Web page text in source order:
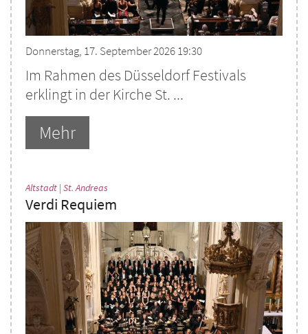
Donnerstag, 17. September 2026 19:30
Im Rahmen des Düsseldorf Festivals
erklingt in der Kirche St. ...
Mehr
Altstadt | St. Andreas
Verdi Requiem